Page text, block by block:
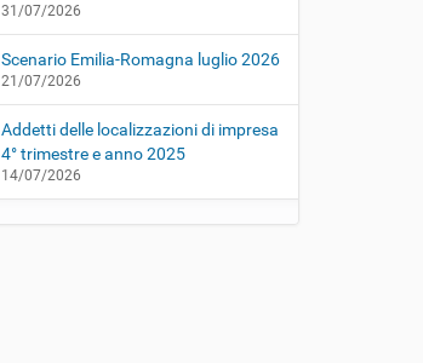
31/07/2026
Scenario Emilia-Romagna luglio 2026
21/07/2026
Addetti delle localizzazioni di impresa
4° trimestre e anno 2025
14/07/2026